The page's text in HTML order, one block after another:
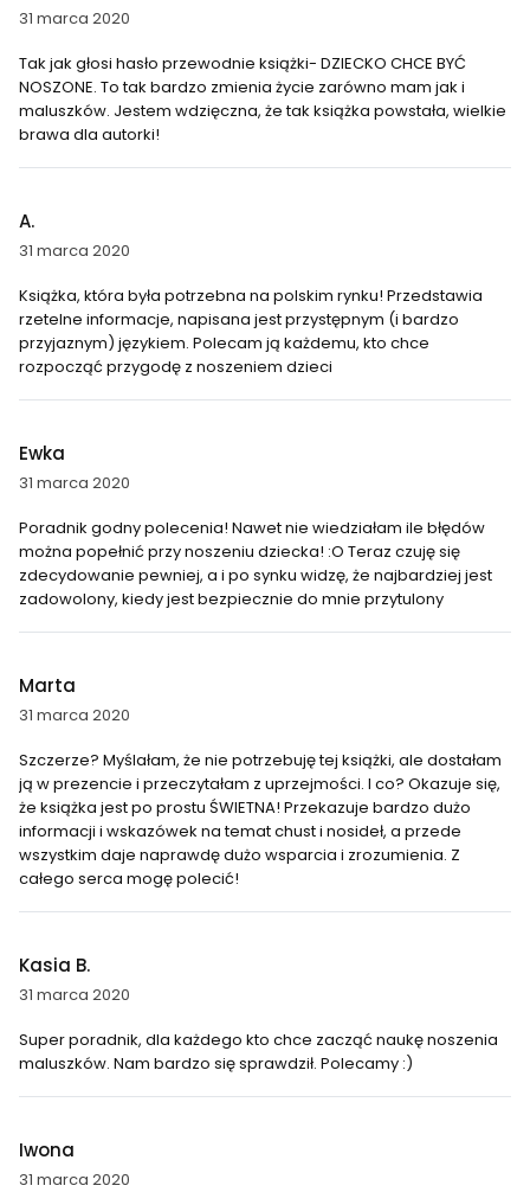
31 marca 2020
Tak jak głosi hasło przewodnie książki- DZIECKO CHCE BYĆ
NOSZONE. To tak bardzo zmienia życie zarówno mam jak i
maluszków. Jestem wdzięczna, że tak książka powstała, wielkie
brawa dla autorki!
A.
31 marca 2020
Książka, która była potrzebna na polskim rynku! Przedstawia
rzetelne informacje, napisana jest przystępnym (i bardzo
przyjaznym) językiem. Polecam ją każdemu, kto chce
rozpocząć przygodę z noszeniem dzieci
Ewka
31 marca 2020
Poradnik godny polecenia! Nawet nie wiedziałam ile błędów
można popełnić przy noszeniu dziecka! :O Teraz czuję się
zdecydowanie pewniej, a i po synku widzę, że najbardziej jest
zadowolony, kiedy jest bezpiecznie do mnie przytulony
Marta
31 marca 2020
Szczerze? Myślałam, że nie potrzebuję tej książki, ale dostałam
ją w prezencie i przeczytałam z uprzejmości. I co? Okazuje się,
że książka jest po prostu ŚWIETNA! Przekazuje bardzo dużo
informacji i wskazówek na temat chust i nosideł, a przede
wszystkim daje naprawdę dużo wsparcia i zrozumienia. Z
całego serca mogę polecić!
Kasia B.
31 marca 2020
Super poradnik, dla każdego kto chce zacząć naukę noszenia
maluszków. Nam bardzo się sprawdził. Polecamy :)
Iwona
31 marca 2020